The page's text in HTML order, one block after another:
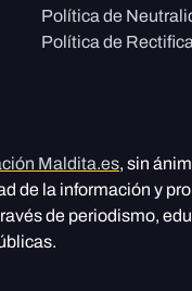
Política de
Política de
Maldita.es, sin
de la información y
de periodismo,